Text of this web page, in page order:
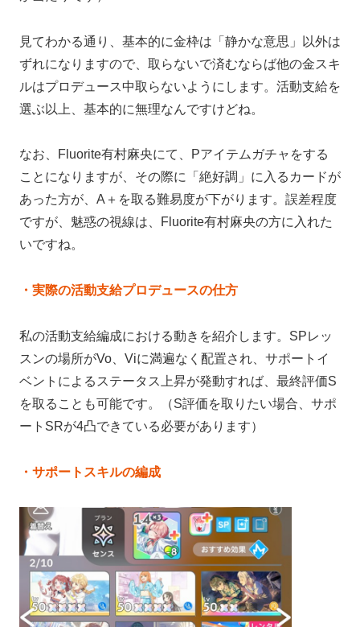
見てわかる通り、基本的に金枠は「静かな意思」以外は
ずれになりますので、取らないで済むならば他の金スキ
ルはプロデュース中取らないようにします。活動支給を
選ぶ以上、基本的に無理なんですけどね。
なお、Fluorite有村麻央にて、Pアイテムガチャをする
ことになりますが、その際に「絶好調」に入るカードが
あった方が、A＋を取る難易度が下がります。誤差程度
ですが、魅惑の視線は、Fluorite有村麻央の方に入れた
いですね。
・実際の活動支給プロデュースの仕方
私の活動支給編成における動きを紹介します。SPレッ
スンの場所がVo、Viに満遍なく配置され、サポートイ
ベントによるステータス上昇が発動すれば、最終評価S
を取ることも可能です。（S評価を取りたい場合、サポ
ートSRが4凸できている必要があります）
・サポートスキルの編成